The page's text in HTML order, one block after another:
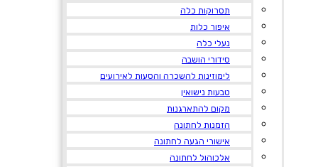
תסרוקות כלה
איפור כלות
נעלי כלה
סידורי הושבה
לימוזינות להשכרה והסעות לאירועים
טבעות נישואין
מקום להתארגנות
הזמנות לחתונה
אישורי הגעה לחתונה
אלכוהול לחתונה